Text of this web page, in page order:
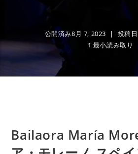
公開済み8月 7, 2023 投稿日
1 最小読み取り
Bailaora María